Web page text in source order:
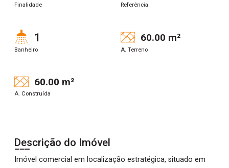
Finalidade Referência
1
Banheiro
60.00 m²
A. Terreno
60.00 m²
A. Construída
Descrição do Imóvel
Imóvel comercial em localização estratégica, situado em